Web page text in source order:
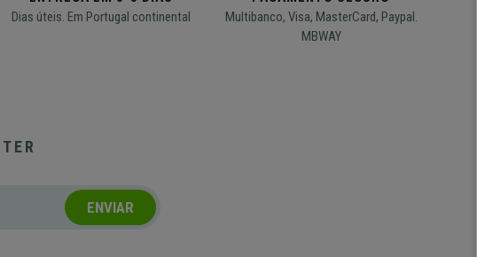
Dias úteis. Em Portugal continental
Multibanco, Visa, MasterCard, Paypal.
MBWAY
ENVIAR